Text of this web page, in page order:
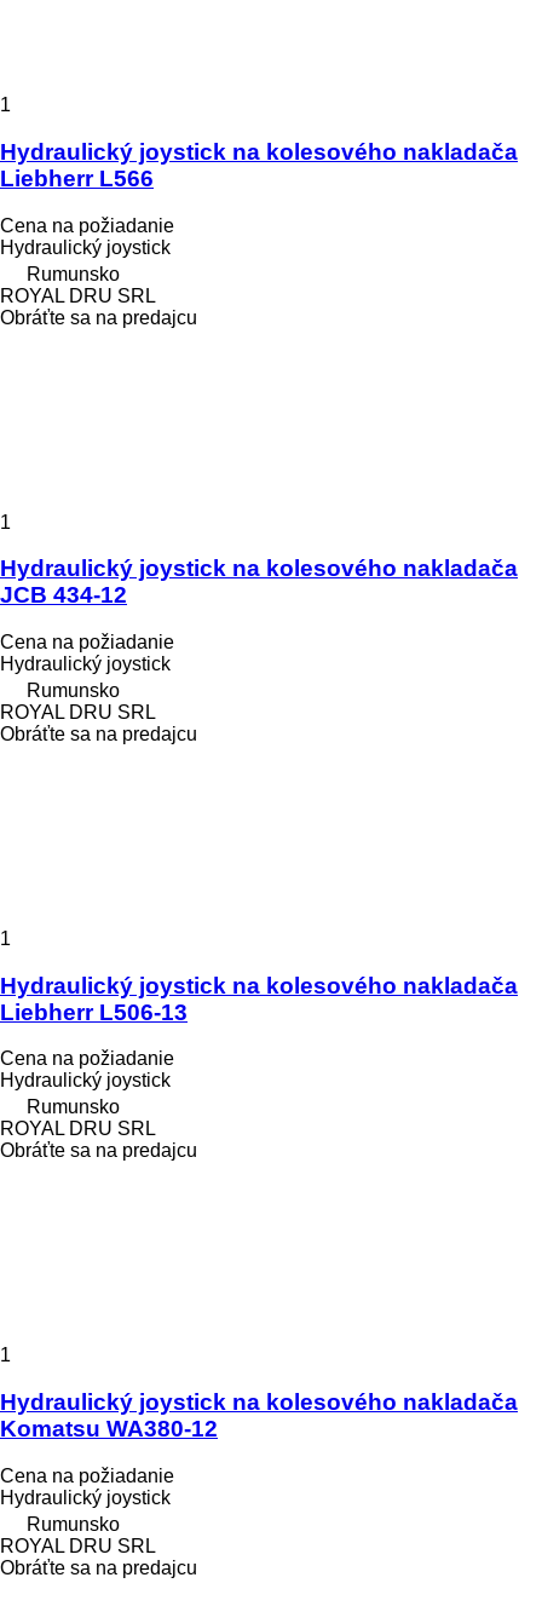
1
Hydraulický joystick na kolesového nakladača
Liebherr L566
Cena na požiadanie
Hydraulický joystick
Rumunsko
ROYAL DRU SRL
Obráťte sa na predajcu
1
Hydraulický joystick na kolesového nakladača
JCB 434-12
Cena na požiadanie
Hydraulický joystick
Rumunsko
ROYAL DRU SRL
Obráťte sa na predajcu
1
Hydraulický joystick na kolesového nakladača
Liebherr L506-13
Cena na požiadanie
Hydraulický joystick
Rumunsko
ROYAL DRU SRL
Obráťte sa na predajcu
1
Hydraulický joystick na kolesového nakladača
Komatsu WA380-12
Cena na požiadanie
Hydraulický joystick
Rumunsko
ROYAL DRU SRL
Obráťte sa na predajcu